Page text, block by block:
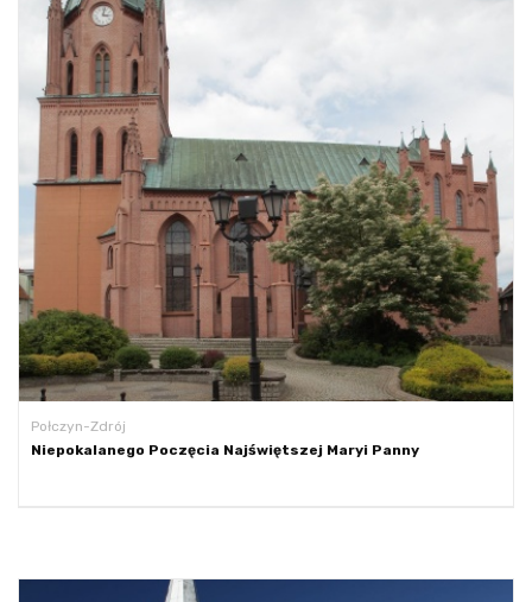
Połczyn-Zdrój
Niepokalanego Poczęcia Najświętszej Maryi Panny